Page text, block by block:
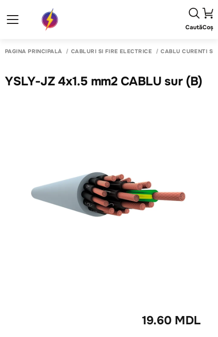
CautăCoș
PAGINA PRINCIPALĂ CABLURI SI FIRE ELECTRICE CABLU CURENTI
YSLY-JZ 4x1.5 mm2 CABLU sur (B)
19.60 MDL